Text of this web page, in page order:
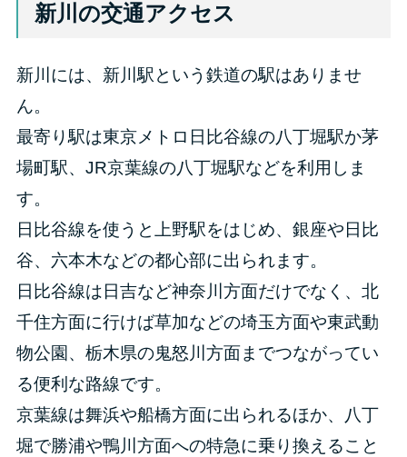
新川の交通アクセス
新川には、新川駅という鉄道の駅はありませ
ん。
最寄り駅は東京メトロ日比谷線の八丁堀駅か茅
場町駅、JR京葉線の八丁堀駅などを利用しま
す。
日比谷線を使うと上野駅をはじめ、銀座や日比
谷、六本木などの都心部に出られます。
日比谷線は日吉など神奈川方面だけでなく、北
千住方面に行けば草加などの埼玉方面や東武動
物公園、栃木県の鬼怒川方面までつながってい
る便利な路線です。
京葉線は舞浜や船橋方面に出られるほか、八丁
堀で勝浦や鴨川方面への特急に乗り換えること